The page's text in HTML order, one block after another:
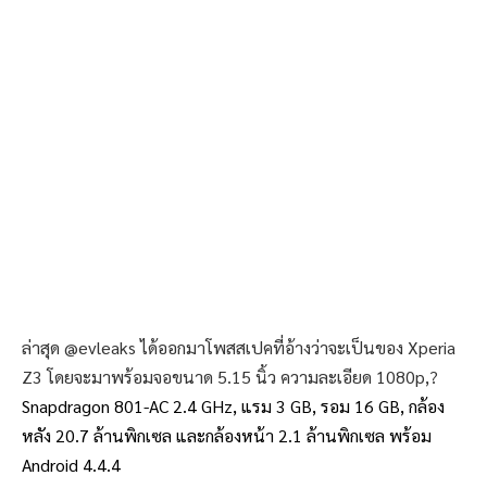
ล่าสุด @evleaks ได้ออกมาโพสสเปคที่อ้างว่าจะเป็นของ Xperia
Z3 โดยจะมาพร้อมจอขนาด 5.15 นิ้ว ความละเอียด 1080p,?
Snapdragon 801-AC 2.4 GHz, แรม 3 GB, รอม 16 GB, กล้อง
หลัง 20.7 ล้านพิกเซล และกล้องหน้า 2.1 ล้านพิกเซล พร้อม
Android 4.4.4